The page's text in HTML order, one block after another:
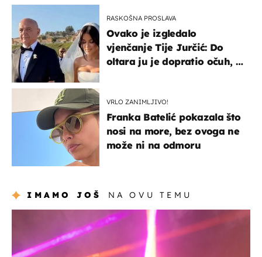
RASKOŠNA PROSLAVA
Ovako je izgledalo
vjenčanje Tije Jurčić: Do
oltara ju je dopratio očuh, a
VRLO ZANIMLJIVO!
Franka Batelić pokazala što
nosi na more, bez ovoga ne
može ni na odmoru
IMAMO JOŠ NA OVU TEMU